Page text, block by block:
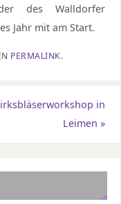
des Walldorfer
Jahr mit am Start.
PERMALINK.
in
Leimen»